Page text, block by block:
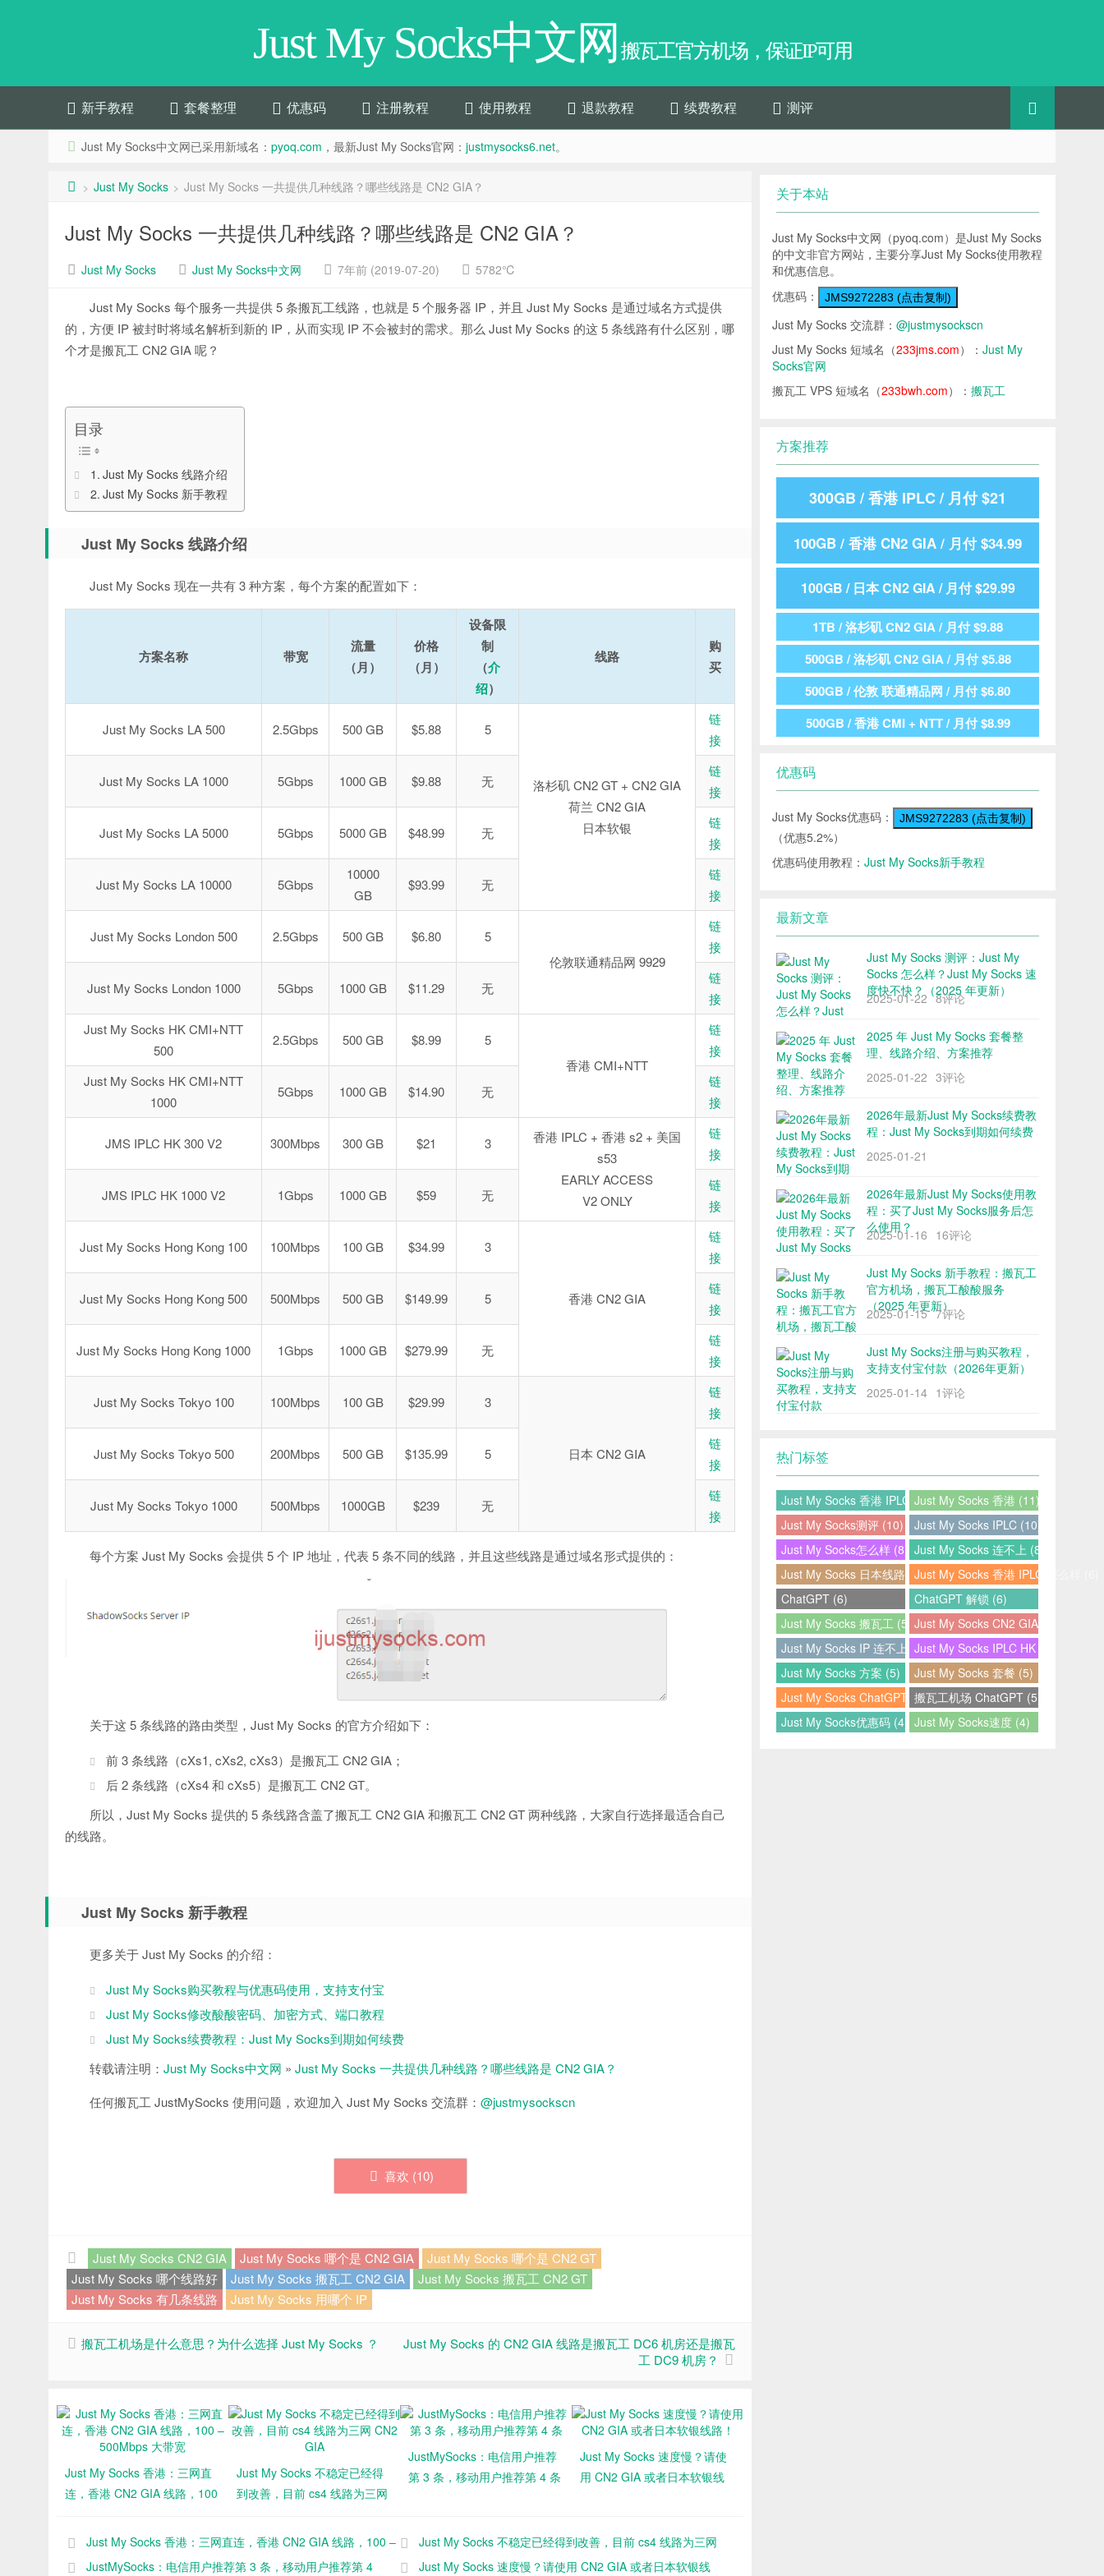
Just My Socks中文网 搬瓦工官方机场，保证IP可用
新手教程 套餐整理 优惠码 注册教程 使用教程 退款教程 续费教程 测评
Just My Socks中文网已采用新域名： pyoq.com ，最新Just My Socks官网： justmysocks6.net。
> Just My Socks > Just My Socks 一共提供几种线路？哪些线路是 CN2 GIA？
Just My Socks 一共提供几种线路？哪些线路是 CN2 GIA？
Just My Socks Just My Socks中文网 7年前 (2019-07-20) 5782℃
Just My Socks 每个服务一共提供 5 条搬瓦工线路，也就是 5 个服务器 IP，并且 Just My Socks 是通过域名方式提供
的，方便 IP 被封时将域名解析到新的 IP，从而实现 IP 不会被封的需求。那么 Just My Socks 的这 5 条线路有什么区别，哪
个才是搬瓦工 CN2 GIA 呢？
目录
Just My Socks 线路介绍
Just My Socks 新手教程
Just My Socks 线路介绍
Just My Socks 现在一共有 3 种方案，每个方案的配置如下：
方案名称 带宽
流量
（月）
价格
（月）
设备限
制
（介
绍）
线路
购
买
Just My Socks LA 500 2.5Gbps 500 GB $5.88 5
洛杉矶 CN2 GT + CN2 GIA
荷兰 CN2 GIA
日本软银
链
接
Just My Socks LA 1000 5Gbps 1000 GB $9.88 无
链
接
Just My Socks LA 5000 5Gbps 5000 GB $48.99 无
链
接
Just My Socks LA 10000 5Gbps
10000
GB
$93.99 无
链
接
Just My Socks London 500 2.5Gbps 500 GB $6.80
5
伦敦联通精品网 9929
链
接
Just My Socks London 1000 5Gbps 1000 GB $11.29 无
链
接
Just My Socks HK CMI+NTT
500
2.5Gbps 500 GB $8.99
5
香港 CMI+NTT
链
接
Just My Socks HK CMI+NTT
1000
5Gbps 1000 GB $14.90 无
链
接
JMS IPLC HK 300 V2 300Mbps 300 GB $21 3
香港 IPLC + 香港 s2 + 美国
s53
EARLY ACCESS
V2 ONLY
链
接
JMS IPLC HK 1000 V2 1Gbps 1000 GB $59 无
链
接
Just My Socks Hong Kong 100 100Mbps 100 GB $34.99 3
香港 CN2 GIA
链
接
Just My Socks Hong Kong 500 500Mbps 500 GB $149.99 5
链
接
Just My Socks Hong Kong 1000 1Gbps 1000 GB $279.99 无
链
接
Just My Socks Tokyo 100 100Mbps 100 GB $29.99 3
日本 CN2 GIA
链
接
Just My Socks Tokyo 500 200Mbps 500 GB $135.99 5
链
接
Just My Socks Tokyo 1000 500Mbps 1000GB $239 无
链
接
每个方案 Just My Socks 会提供 5 个 IP 地址，代表 5 条不同的线路，并且这些线路是通过域名形式提供的：
关于这 5 条线路的路由类型，Just My Socks 的官方介绍如下：
前 3 条线路（cXs1, cXs2, cXs3）是搬瓦工 CN2 GIA；
后 2 条线路（cXs4 和 cXs5）是搬瓦工 CN2 GT。
所以，Just My Socks 提供的 5 条线路含盖了搬瓦工 CN2 GIA 和搬瓦工 CN2 GT 两种线路，大家自行选择最适合自己
的线路。
Just My Socks 新手教程
更多关于 Just My Socks 的介绍：
Just My Socks购买教程与优惠码使用，支持支付宝
Just My Socks修改酸酸密码、加密方式、端口教程
Just My Socks续费教程：Just My Socks到期如何续费
转载请注明： Just My Socks中文网 » Just My Socks 一共提供几种线路？哪些线路是 CN2 GIA？
任何搬瓦工 JustMySocks 使用问题，欢迎加入 Just My Socks 交流群： @justmysockscn
喜欢 (10)
Just My Socks CN2 GIA Just My Socks 哪个是 CN2 GIA
Just My Socks 哪个是 CN2 GT
Just My Socks 哪个线路好
Just My Socks 搬瓦工 CN2 GIA
Just My Socks 搬瓦工 CN2 GT
Just My Socks 有几条线路
Just My Socks 用哪个 IP
搬瓦工机场是什么意思？为什么选择 Just My Socks ？
Just My Socks 的 CN2 GIA 线路是搬瓦工 DC6 机房还是搬瓦
工 DC9 机房？
Just My Socks 香港：三网直
连，香港 CN2 GIA 线路，100
Just My Socks 不稳定已经得
到改善，目前 cs4 线路为三网
JustMySocks：电信用户推荐
第 3 条，移动用户推荐第 4 条
Just My Socks 速度慢？请使
用 CN2 GIA 或者日本软银线
Just My Socks 香港：三网直连，香港 CN2 GIA 线路，100 –
500Mbps 大带宽
Just My Socks 不稳定已经得到改善，目前 cs4 线路为三网
CN2 GIA
JustMySocks：电信用户推荐第 3 条，移动用户推荐第 4 Just My Socks 速度慢？请使用 CN2 GIA 或者日本软银线
关于本站
Just My Socks中文网（pyoq.com）是Just My Socks
的中文非官方网站，主要分享Just My Socks使用教程
和优惠信息。
优惠码：
JMS9272283 (点击复制)
Just My Socks 交流群： @justmysockscn
Just My Socks 短域名（233jms.com）： Just My
Socks官网
搬瓦工 VPS 短域名（233bwh.com）： 搬瓦工
方案推荐
300GB / 香港 IPLC / 月付 $21
100GB / 香港 CN2 GIA / 月付 $34.99
100GB / 日本 CN2 GIA / 月付 $29.99
1TB / 洛杉矶 CN2 GIA / 月付 $9.88
500GB / 洛杉矶 CN2 GIA / 月付 $5.88
500GB / 伦敦 联通精品网 / 月付 $6.80
500GB / 香港 CMI + NTT / 月付 $8.99
优惠码
Just My Socks优惠码： JMS9272283 (点击复制)
（优惠5.2%）
优惠码使用教程： Just My Socks新手教程
最新文章
Just My Socks 测评：Just My
Socks 怎么样？Just My Socks 速
度快不快？（2025 年更新）
2025-01-22 8评论
2025 年 Just My Socks 套餐整
理、线路介绍、方案推荐
2025-01-22 3评论
2026年最新Just My Socks续费教
程：Just My Socks到期如何续费
2025-01-21
2026年最新Just My Socks使用教
程：买了Just My Socks服务后怎
么使用？
2025-01-16 16评论
Just My Socks 新手教程：搬瓦工
官方机场，搬瓦工酸酸服务
（2025 年更新）
2025-01-15 7评论
Just My Socks注册与购买教程，
支持支付宝付款（2026年更新）
2025-01-14 1评论
热门标签
Just My Socks 香港 IPLC (12)Just My Socks 香港 (11)
Just My Socks测评 (10)
Just My Socks IPLC (10)
Just My Socks怎么样 (8) Just My Socks 连不上 (8)
Just My Socks 日本线路 (7)Just My Socks 香港 IPLC 怎么样 (6)
ChatGPT (6)
ChatGPT 解锁 (6)
Just My Socks 搬瓦工 (5) Just My Socks CN2 GIA (5)
Just My Socks IP 连不上 (5)Just My Socks IPLC HK (5)
Just My Socks 方案 (5)
Just My Socks 套餐 (5)
Just My Socks ChatGPT (5)搬瓦工机场 ChatGPT (5)
Just My Socks优惠码 (4) Just My Socks速度 (4)